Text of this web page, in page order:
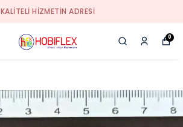
KALİTELİ HİZMETİN ADRESİ
0